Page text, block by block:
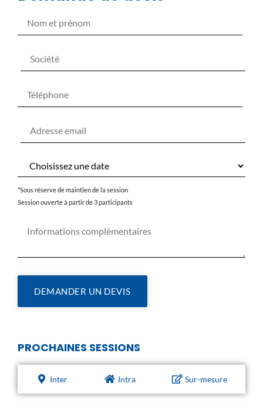
*Sous réserve de maintien de la session
Session ouverte à partir de 3 participants
DEMANDER UN DEVIS
PROCHAINES SESSIONS
Inter Intra Sur-mesure